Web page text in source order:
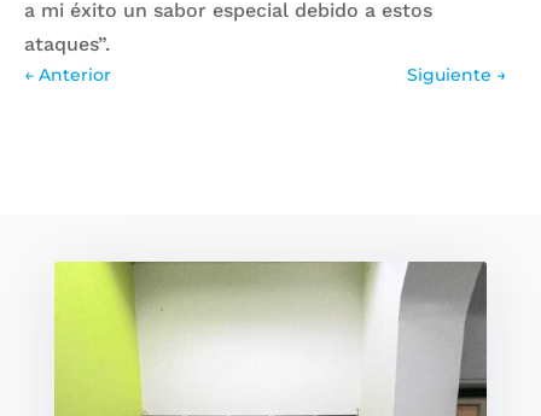
a mi éxito un sabor especial debido a estos
ataques”.
← Anterior Siguiente →